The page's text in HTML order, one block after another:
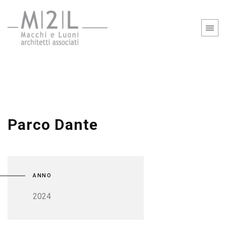
Parco Dante
ANNO
2024